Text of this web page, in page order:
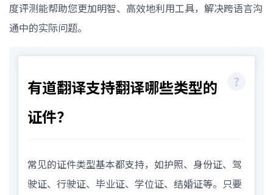
度评测能帮助您更加明智、高效地利用工具，解决跨语言沟
通中的实际问题。
有道翻译支持翻译哪些类型的
证件？
常见的证件类型基本都支持，如护照、身份证、驾
驶证、行驶证、毕业证、学位证、结婚证等。只要